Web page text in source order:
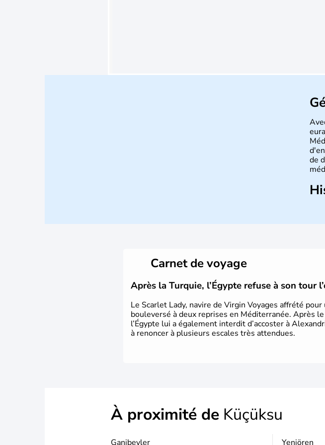
de
Carnet de voyage
Après la Turquie, l’Égypte refuse à son tour
Le Scarlet Lady, navire de Virgin Voyages affrété
bouleversé à deux reprises en Méditerranée. Après
l’Égypte lui a également interdit d’accoster à
à renoncer à plusieurs escales très attendues.
À proximité de Küçüksu
Ganibeyler Yeniören